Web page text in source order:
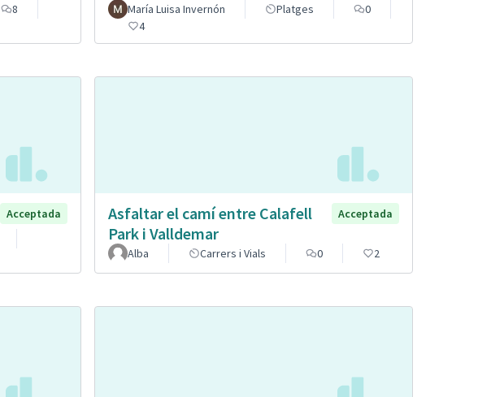
8
María Luisa Invernón Platges
0
4
Acceptada
Asfaltar el camí entre Calafell
Park i Valldemar
Acceptada
Alba Carrers i Vials 0 2